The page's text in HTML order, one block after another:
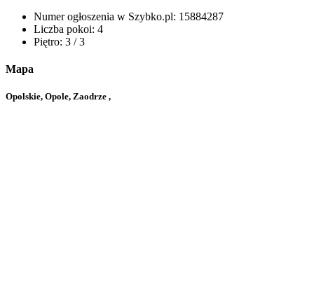
Numer ogłoszenia w Szybko.pl: 15884287
Liczba pokoi: 4
Piętro: 3 / 3
Mapa
Opolskie, Opole, Zaodrze ,